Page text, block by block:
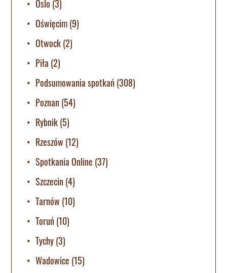
Oslo (3)
Oświęcim(9)
Otwock(2)
Piła (2)
Podsumowania spotkań (308)
Poznan (54)
Rybnik(5)
Rzeszów (12)
Spotkania Online (37)
Szczecin (4)
Tarnów (10)
Toruń (10)
Tychy(3)
Wadowice (15)